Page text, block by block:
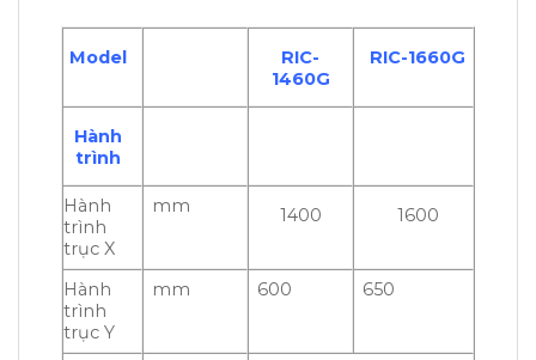
Model
RIC-
1460G
RIC-1660G
Hành
trình
Hành
trình
trục X
mm 1400 1600
Hành
trình
trục Y
mm 600 650